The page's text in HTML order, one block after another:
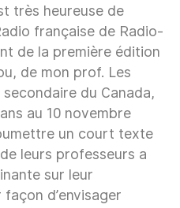
très heureuse de
française de Radio-
de la première édition
de mon prof. Les
du Canada,
au 10 novembre
un court texte
leurs professeurs a
sur leur
d’envisager